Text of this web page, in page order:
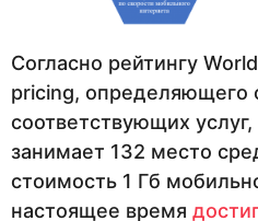
Согласно рейтингу
pricing, определяющего
соответствующих
занимает 132 место
стоимость 1 Гб
настоящее время